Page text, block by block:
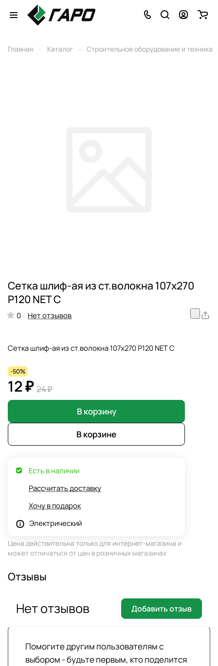
Главная – Каталог – Строительное оборудование и техника
Сетка шлиф-ая из ст.волокна 107х270
Р120 NET C
0 Нет отзывов
Сетка шлиф-ая из ст.волокна 107х270 Р120 NET C
-50%
12 ₽ 24 ₽
В корзину
В корзине
Есть в наличии
Рассчитать доставку
Хочу в подарок
Электрический
Цена действительна только для интернет-магазина и
может отличаться от цен в розничных магазинах
Отзывы
Помогите другим пользователям с
выбором - будьте первым, кто поделится
Нет отзывов Добавить отзыв